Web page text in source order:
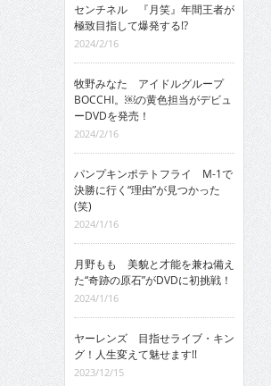
センチネル 『月笑』年間王者が
極致目指して爆発する!?
2024/2/16
牧野みなた アイドルグループ
BOCCHI。￼の黄色担当がデビュ
ーDVDを発売！
2024/2/16
パンプキンポテトフライ M-1で
決勝に行く“理由”が見つかった
(笑)
2024/1/16
月野もも 美貌と才能を兼ね備え
た“奇跡の原石”がDVDに初挑戦！
2024/1/16
ヤーレンズ 目指せライブ・キン
グ！人生変えて魅せます!!
2023/12/15